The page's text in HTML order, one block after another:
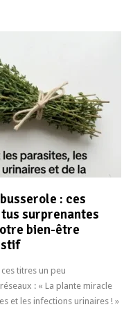
: ces
surprenantes
bien-être
titres un peu
: « La plante miracle
et les infections urinaires ! »